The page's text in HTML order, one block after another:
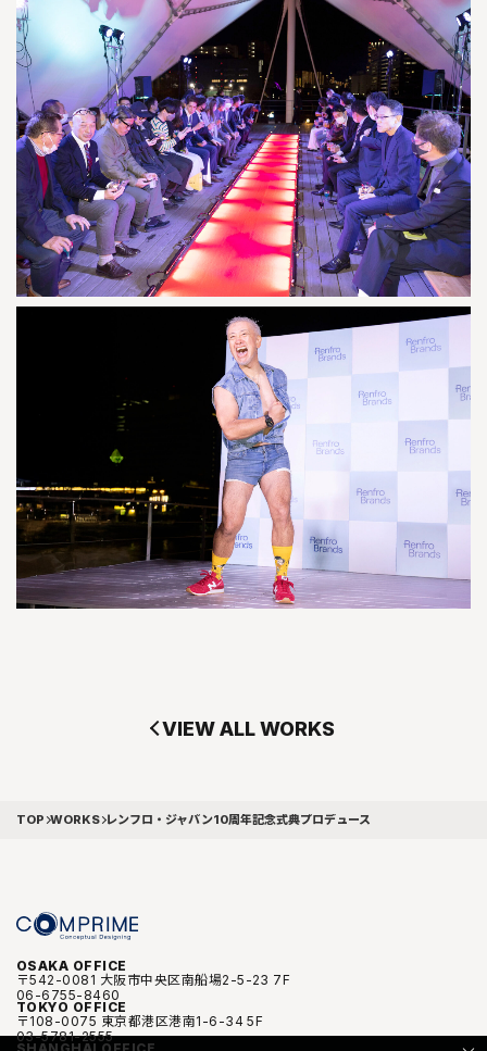
VIEW ALL WORKS
TOP WORKS レンフロ・ジャパン10周年記念式典プロデュース
OSAKA OFFICE
〒542-0081 大阪市中央区南船場2-5-23 7F
06-6755-8460
TOKYO OFFICE
〒108-0075 東京都港区港南1-6-34 5F
03-5781-2555